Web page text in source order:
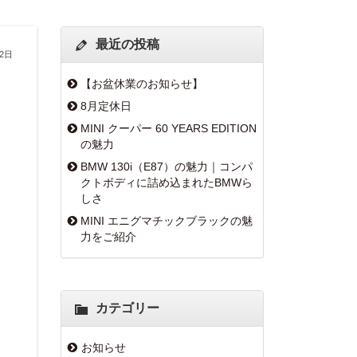
日
最近の投稿
【お盆休業のお知らせ】
8月定休日
MINI クーパー 60 YEARS EDITION
の魅力
BMW 130i（E87）の魅力｜コンパ
クトボディに詰め込まれたBMWら
しさ
MINI エニグマチックブラックの魅
力をご紹介
カテゴリー
お知らせ